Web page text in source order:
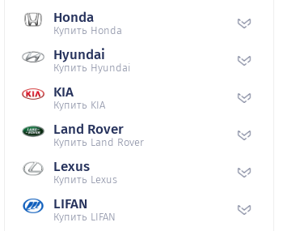
Honda
Купить Honda
Hyundai
Купить Hyundai
KIA
Купить KIA
Land Rover
Купить Land Rover
Lexus
Купить Lexus
LIFAN
Купить LIFAN